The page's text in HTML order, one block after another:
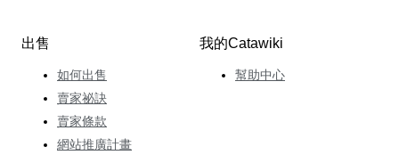
出售
如何出售
賣家祕訣
賣家條款
網站推廣計畫
我的Catawiki
幫助中心